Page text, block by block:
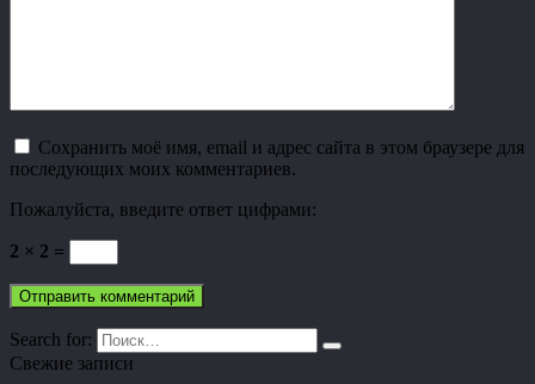
Сохранить моё имя, email и адрес сайта в этом браузере для
последующих моих комментариев.
Пожалуйста, введите ответ цифрами:
2 × 2 =
Search for:
Свежие записи